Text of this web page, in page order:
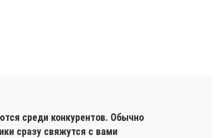
среди конкурентов. Обычно
сразу свяжутся с вами